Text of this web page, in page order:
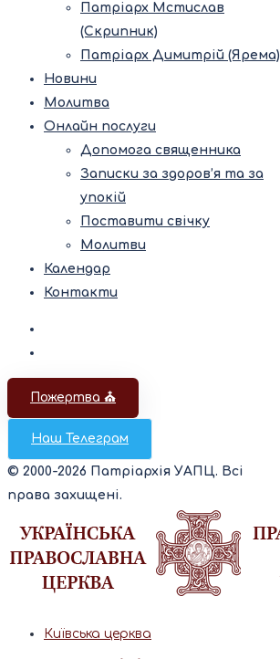
Патріарх Мстислав
(Скрипник)
Патріарх Димитрій (Ярема)
Новини
Молитва
Онлайн послуги
Допомога священника
Записки за здоров’я та за
упокій
Поставити свічку
Молитви
Календар
Контакти
Пожертва ⛪️
Наш Телеграм
© 2000-2026 Патріархія УАПЦ. Всі
права захищені.
Київська церква